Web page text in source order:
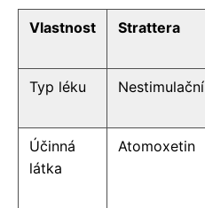
Vlastnost Strattera
Typ léku Nestimulační
Účinná
látka
Atomoxetin